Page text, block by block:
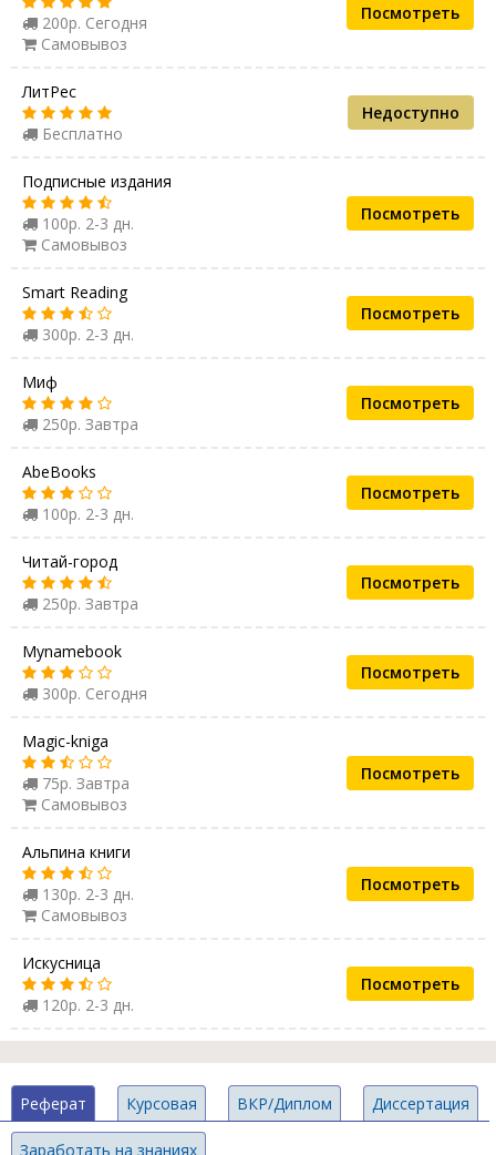
200р. Сегодня
Самовывоз
Посмотреть
ЛитРес
Бесплатно
Недоступно
Подписные издания
100р. 2-3 дн.
Самовывоз
Посмотреть
Smart Reading
300р. 2-3 дн.
Посмотреть
Миф
250р. Завтра
Посмотреть
AbeBooks
100р. 2-3 дн.
Посмотреть
Читай-город
250р. Завтра
Посмотреть
Mynamebook
300р. Сегодня
Посмотреть
Magic-kniga
75р. Завтра
Самовывоз
Посмотреть
Альпина книги
130р. 2-3 дн.
Самовывоз
Посмотреть
Искусница
120р. 2-3 дн.
Посмотреть
Реферат Курсовая ВКР/Диплом Диссертация
Заработать на знаниях